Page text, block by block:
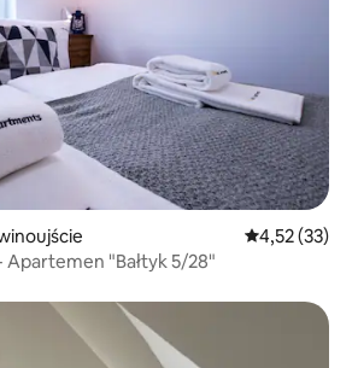
Nilai rata-rata
4,52 (33)
"Bałtyk 5/28"